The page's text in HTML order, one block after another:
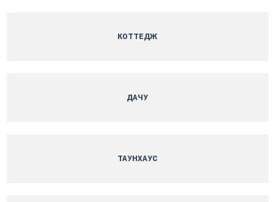
КОТТЕДЖ
ДАЧУ
ТАУНХАУС